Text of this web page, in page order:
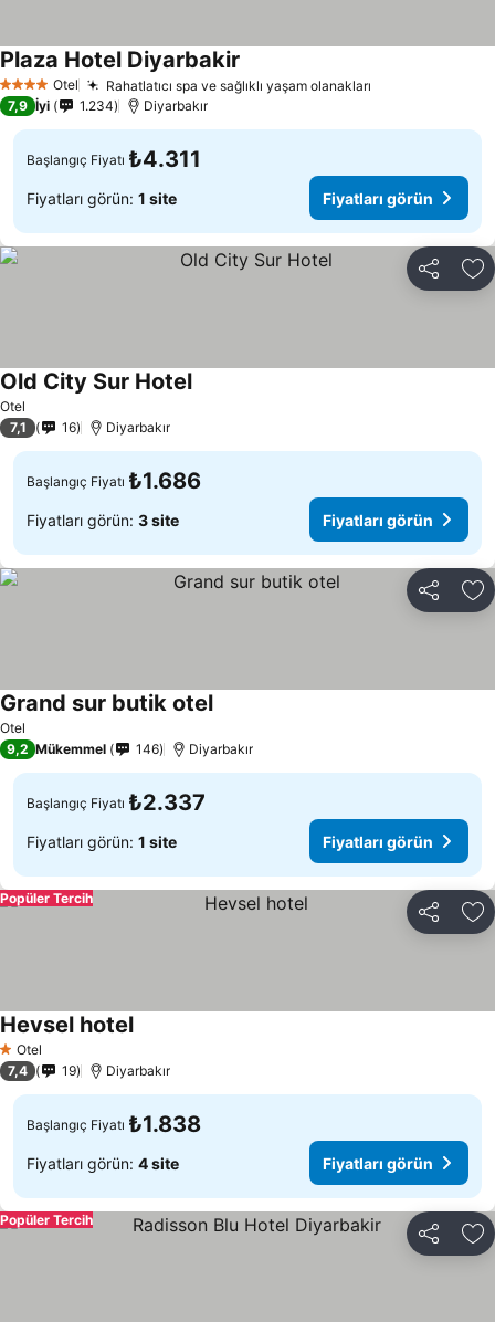
4 Yıldız Otel Rahatlatıcı spa ve sağlıklı yaşam olanakları
Plaza Hotel Diyarbakir
7,9 İyi 1.234 Diyarbakır
Başlangıç Fiyatı ₺4.311
Fiyatları görün: 1 site Fiyatları görün
Paylaş
Otel
Old City Sur HotelFiyatları görün
7,1 16 Diyarbakır
Başlangıç Fiyatı ₺1.686
Fiyatları görün: 3 site Fiyatları görün
Paylaş
Otel
Grand sur butik otelFiyatları görün
9,2 Mükemmel 146 Diyarbakır
Başlangıç Fiyatı ₺2.337
Fiyatları görün: 1 site Fiyatları görün
Paylaş
Popüler Tercih
1 Yıldız
Otel
Hevsel hotelFiyatları görün
7,4 19 Diyarbakır
Başlangıç Fiyatı ₺1.838
Fiyatları görün: 4 site Fiyatları görün
Paylaş
Popüler Tercih